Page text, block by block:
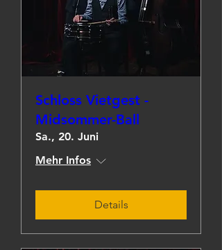
Schloss Vietgest -
Midsommer-Ball
Sa., 20. Juni
Mehr Infos
Details